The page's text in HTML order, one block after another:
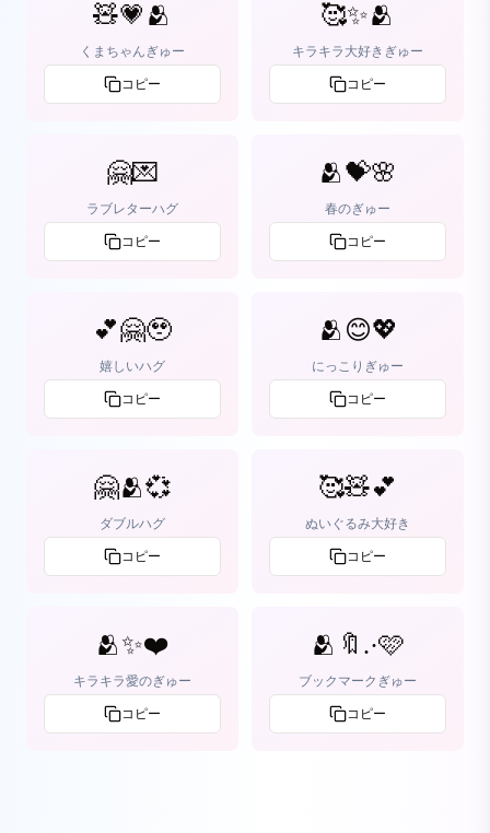
🧸💗🫂
くまちゃんぎゅー
コピー
🥰✨🫂
キラキラ大好きぎゅー
コピー
🤗💌
ラブレターハグ
コピー
🫂💝🌸
春のぎゅー
コピー
💕🤗🥹
嬉しいハグ
コピー
🫂😊💖
にっこりぎゅー
コピー
🤗🫂💞
ダブルハグ
コピー
🥰🧸💕
ぬいぐるみ大好き
コピー
🫂✨❤️
キラキラ愛のぎゅー
コピー
🫂🔖.·🩷
ブックマークぎゅー
コピー